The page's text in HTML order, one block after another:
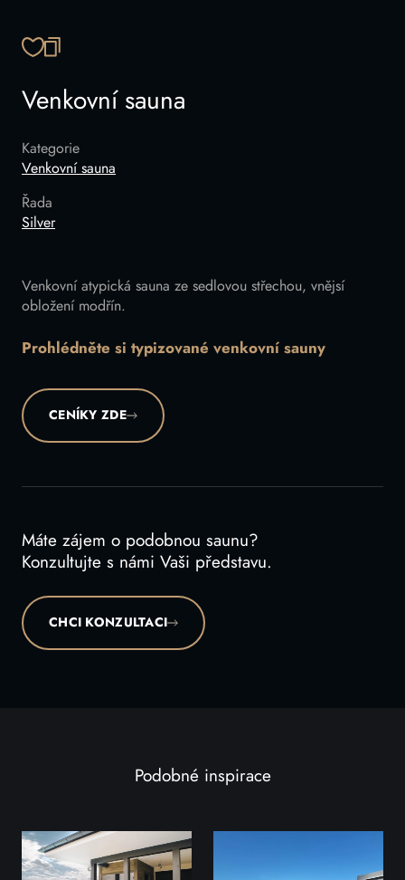
ZKOPÍROVAT ODKAZ
Venkovní sauna
Kategorie
Venkovní sauna
Řada
Silver
Venkovní atypická sauna ze sedlovou střechou, vnějsí
obložení modřín.
Prohlédněte si typizované venkovní sauny
CENÍKY ZDE
Máte zájem o podobnou saunu?
Konzultujte s námi Vaši představu.
CHCI KONZULTACI
Podobné inspirace